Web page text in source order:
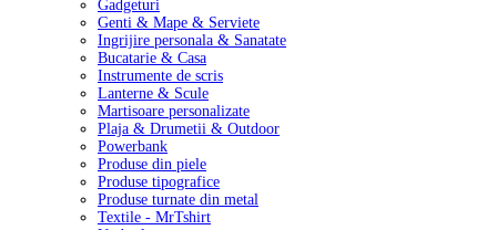
Gadgeturi
Genti & Mape & Serviete
Ingrijire personala & Sanatate
Bucatarie & Casa
Instrumente de scris
Lanterne & Scule
Martisoare personalizate
Plaja & Drumetii & Outdoor
Powerbank
Produse din piele
Produse tipografice
Produse turnate din metal
Textile - MrTshirt